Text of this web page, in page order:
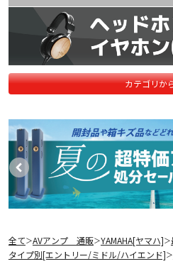
カテゴリか
全て＞AVアンプ 通販＞YAMAHA[ヤマハ]＞
タイプ別[エントリー/ミドル/ハイエンド]＞